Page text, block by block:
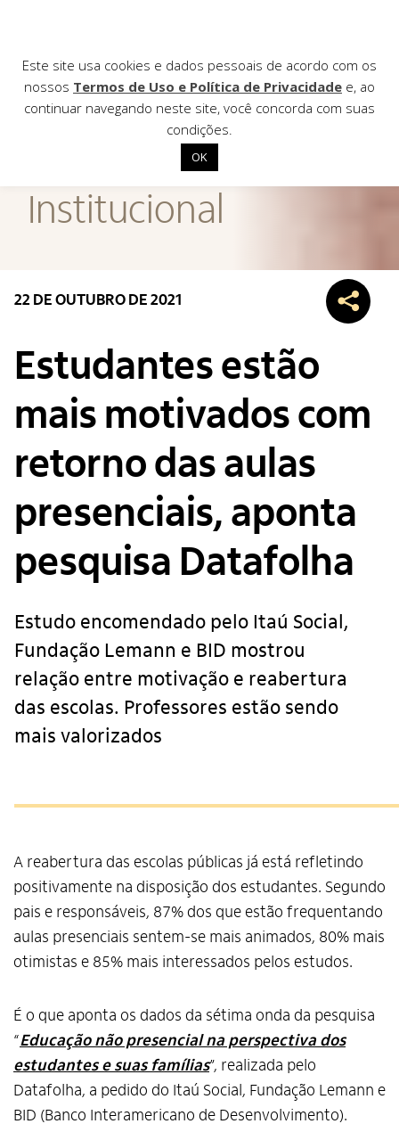
Institucional
Contato
Institucional
22 DE OUTUBRO DE 2021
Estudantes estão
mais motivados com
retorno das aulas
presenciais, aponta
pesquisa Datafolha
Estudo encomendado pelo Itaú Social,
Fundação Lemann e BID mostrou
relação entre motivação e reabertura
das escolas. Professores estão sendo
mais valorizados
A reabertura das escolas públicas já está refletindo
positivamente na disposição dos estudantes. Segundo
pais e responsáveis, 87% dos que estão frequentando
aulas presenciais sentem-se mais animados, 80% mais
otimistas e 85% mais interessados pelos estudos.
É o que aponta os dados da sétima onda da pesquisa
“Educação não presencial na perspectiva dos
estudantes e suas famílias”, realizada pelo
Datafolha, a pedido do Itaú Social, Fundação Lemann e
BID (Banco Interamericano de Desenvolvimento).
Este site usa cookies e dados pessoais de acordo com os
nossos Termos de Uso e Política de Privacidade e, ao
continuar navegando neste site, você concorda com suas
condições.
OK